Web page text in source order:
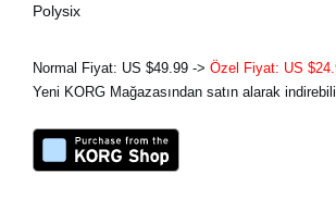
Polysix
Normal Fiyat: US $49.99 -> Özel Fiyat: US
Yeni KORG Mağazasından satın alarak